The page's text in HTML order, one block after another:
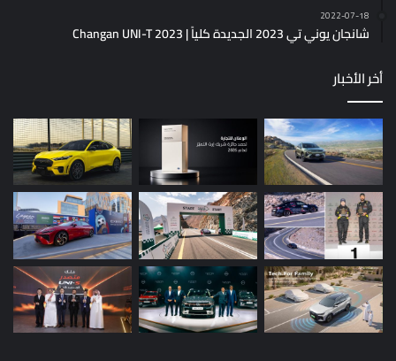
2022-07-18
شانجان يوني تي 2023 الجديدة كلياً | Changan UNI-T 2023
أخر الأخبار